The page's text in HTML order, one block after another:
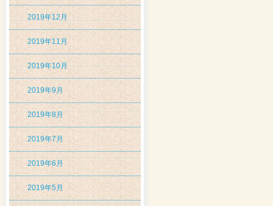
2019年12月
2019年11月
2019年10月
2019年9月
2019年8月
2019年7月
2019年6月
2019年5月